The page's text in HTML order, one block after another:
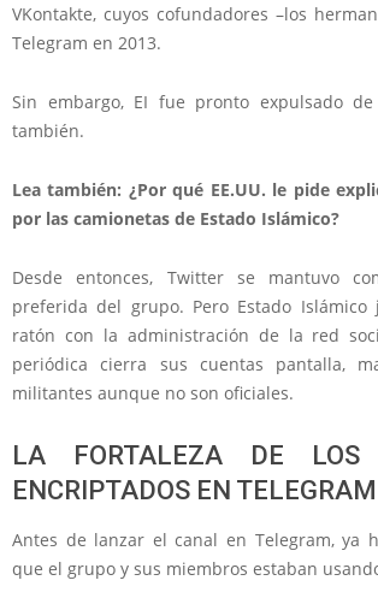
VKontakte, cuyos cofundadores –los
Telegram en 2013.
Sin embargo, EI fue pronto expulsado
también.
Lea también: ¿Por qué EE.UU. le pide
por las camionetas de Estado Islámico?
Desde entonces, Twitter se mantuvo
preferida del grupo. Pero Estado
ratón con la administración de la red
periódica cierra sus cuentas pantalla,
militantes aunque no son oficiales.
LA FORTALEZA DE LOS
ENCRIPTADOS EN TELEGRAM
Antes de lanzar el canal en Telegram, ya
que el grupo y sus miembros estaban